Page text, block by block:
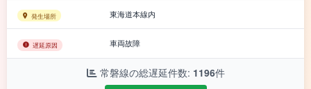
発生場所 東海道本線内
遅延原因 車両故障
常磐線の総遅延件数: 1196件